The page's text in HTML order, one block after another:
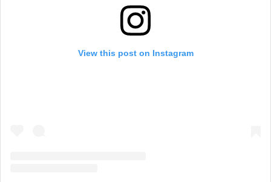
View this post on Instagram